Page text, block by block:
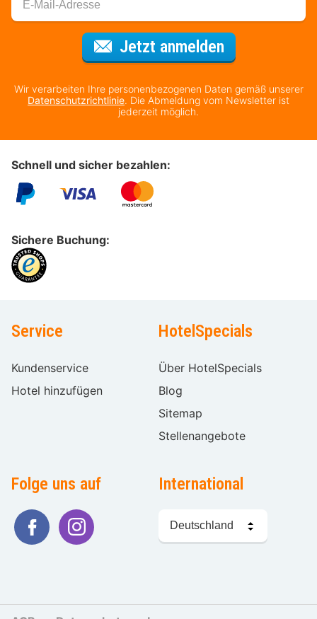
Jetzt anmeldenFür den
Wir verarbeiten Ihre personenbezogenen Daten gemäß unserer
Datenschutzrichtlinie. Die Abmeldung vom Newsletter ist
jederzeit möglich.
Schnell und sicher bezahlen:
Sichere Buchung:
Service
Kundenservice
Hotel hinzufügen
HotelSpecials
Über HotelSpecials
Blog
Sitemap
Stellenangebote
Folge uns auf International
wählen